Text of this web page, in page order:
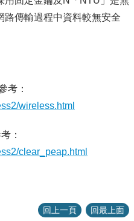
路傳輸過程中資料較無安全
考：
wireless.html
：
clear_peap.html
回上一頁 回最上面